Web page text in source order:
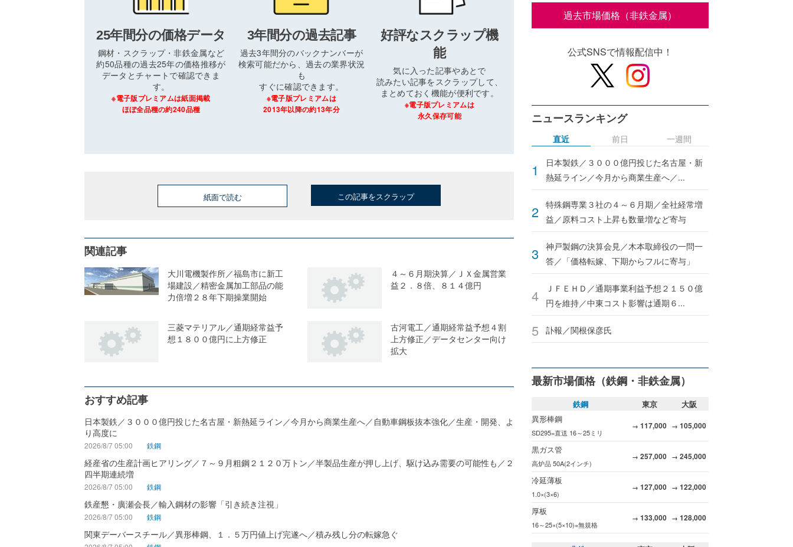
25年間分の価格データ
鋼材・スクラップ・非鉄金属など
約50品種の過去25年の価格推移が
データとチャートで確認できま
す。
※電子版プレミアムは紙面掲載
ほぼ全品種の約240品種
3年間分の過去記事
過去3年間分のバックナンバーが
検索可能だから、過去の業界状況
も
すぐに確認できます。
※電子版プレミアムは
2013年以降の約13年分
好評なスクラップ機
能
気に入った記事やあとで
読みたい記事をスクラップして、
まとめておく機能が便利です。
※電子版プレミアムは
永久保存可能
紙面で読む この記事をスクラップ
関連記事
大川電機製作所／福島市に新工
場建設／精密金属加工部品の能
力倍増２８年下期操業開始
４～６月期決算／ＪＸ金属営業
益２．８倍、８１４億円
三菱マテリアル／通期経常益予
想１８００億円に上方修正
古河電工／通期経常益予想４割
上方修正／データセンター向け
拡大
おすすめ記事
日本製鉄／３０００億円投じた名古屋・新熱延ライン／今月から商業生産へ／自動車鋼板抜本強化／生産・開発、よ
り高度に
2026/8/7 05:00 鉄鋼
経産省の生産計画ヒアリング／７～９月粗鋼２１２０万トン／半製品生産が押し上げ、駆け込み需要の可能性も／２
四半期連続増
2026/8/7 05:00 鉄鋼
鉄産懇・廣瀬会長／輸入鋼材の影響「引き続き注視」
2026/8/7 05:00 鉄鋼
関東デーバースチール／異形棒鋼、１．５万円値上げ完遂へ／積み残し分の転嫁急ぐ
過去市場価格（非鉄金属）
公式SNSで情報配信中！
ニュースランキング
直近
日本製鉄／３０００億円投じた名古屋・新
熱延ライン／今月から商業生産へ／...
特殊鋼専業３社の４～６月期／全社経常増
益／原料コスト上昇も数量増など寄与
神戸製鋼の決算会見／木本取締役の一問一
答／「価格転嫁、下期からフルに寄与」
ＪＦＥＨＤ／通期事業利益予想２１５０億
円を維持／中東コスト影響は通期６...
訃報／関根保彦氏
前日 一週間
最新市場価格（鉄鋼・非鉄金属）
鉄鋼 東京
大阪
異形棒鋼
SD295=直送 16～25ミリ
→ 117,000 → 105,000
黒ガス管
高炉品 50A(2インチ)
→ 257,000 → 245,000
冷延薄板
1.0×(3×6)
→ 127,000 → 122,000
厚板
16～25×(5×10)=無規格
→ 133,000 → 128,000